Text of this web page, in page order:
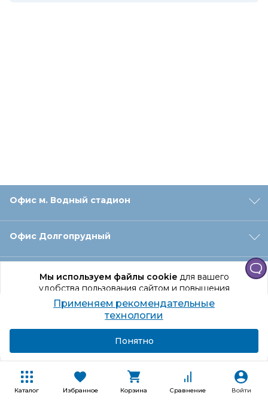
Каталог Избранное Корзина Сравнение Войти
Мы используем файлы cookieдля вашего
удобства пользования сайтом и повышения
качества рекомендаций.
Продолжая использование сайта, вы даете
согласие на обработку персональных данных
Офис м. Водный стадион
Офис Долгопрудный
Офис Санкт‑Петербург
Оформление заказа
Покупателям
Применяем рекомендательные
технологии
Понятно